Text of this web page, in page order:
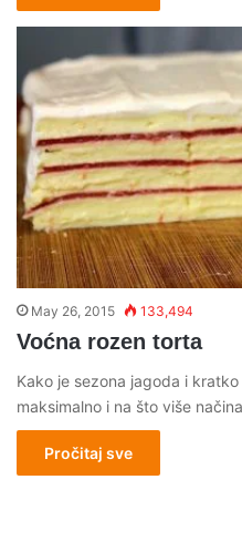
May 26, 2015 133,494
Voćna rozen torta
Kako je sezona jagoda i
maksimalno i na što više
Pročitaj sve